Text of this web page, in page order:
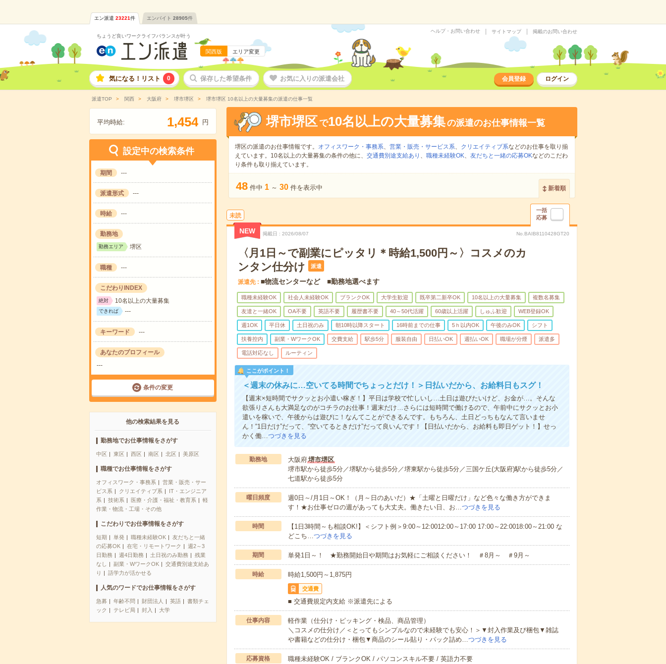
エン派遣 23221件 エンバイト 28905件
ちょうど良いワークライフバランスが叶う
関西版 エリア変更
ヘルプ・お問い合わせ サイトマップ 掲載のお問い合わせ
気になる！リスト 0 保存した希望条件 お気に入りの派遣会社 会員登録 ログイン
派遣TOP 関西 大阪府 堺市堺区 堺市堺区 10名以上の大量募集の派遣の仕事一覧
平均時給: 1,454 円
設定中の検索条件
期間 ---
派遣形式 ---
時給 ---
勤務地
勤務エリア 堺区
職種 ---
こだわりINDEX
絶対 10名以上の大量募集
できれば ---
キーワード ---
あなたのプロフィール
---
条件の変更
他の検索結果を見る
勤務地でお仕事情報をさがす
中区 東区 西区 南区 北区 美原区
職種でお仕事情報をさがす
オフィスワーク・事務系
営業・販売・サー
ビス系
クリエイティブ系
IT・エンジニア
系
技術系 医療・介護・福祉・教育系
軽
作業・物流・工場・その他
こだわりでお仕事情報をさがす
短期 単発 職種未経験OK
友だちと一緒
の応募OK
在宅・リモートワーク
週2～3
日勤務
週4日勤務 土日祝のみ勤務
残業
なし
副業・WワークOK
交通費別途支給あ
り
語学力が活かせる
人気のワードでお仕事情報をさがす
急募 年齢不問 財団法人 英語
書類チェ
ック
テレビ局 封入 大学
堺市堺区 で10名以上の大量募集の派遣のお仕事情報一覧
堺区の派遣のお仕事情報です。 オフィスワーク・事務系、 営業・販売・サービス系、 クリエイティブ系などのお仕事を取り揃
えています。10名以上の大量募集の条件の他に、 交通費別途支給あり 、 職種未経験OK、 友だちと一緒の応募OKなどのこだわ
り条件も取り揃えています。
48 件中 1 ～ 30 件を表示中 新着順
未読
一括
応募
NEW 掲載日 2026/08/07 No.BAIB8110428GT20
〈月1日～で副業にピッタリ＊時給1,500円～〉コスメのカ
ンタン仕分け
派遣
派遣先 ■物流センターなど ■勤務地選べます
職種未経験OK 社会人未経験OK ブランクOK 大学生歓迎 既卒第二新卒OK 10名以上の大量募集 複数名募集
友達と一緒OK OA不要 英語不要 履歴書不要 40～50代活躍 60歳以上活躍 しゅふ歓迎 WEB登録OK
週1OK 平日休 土日祝のみ 朝10時以降スタート 16時前までの仕事 5ｈ以内OK 午後のみOK シフト
扶養控内 副業・WワークOK 交費支給 駅歩5分 服装自由 日払いOK 週払いOK 職場が分煙 派遣多
電話対応なし ルーティン
ここがポイント！
＜週末の休みに…空いてる時間でちょっとだけ！＞日払いだから、お給料日もスグ！
【週末×短時間でサクッとお小遣い稼ぎ！】平日は学校で忙しいし…土日は遊びたいけど、お金が…。そんな
欲張りさんも大満足なのがコチラのお仕事！週末だけ…さらには短時間で働けるので、午前中にサクッとお小
遣いを稼いで、午後からは遊びに！なんてことができるんです。もちろん、土日どっちもなんて言いませ
ん！“1日だけ”だって、“空いてるときだけ”だって良いんです！【日払いだから、お給料も即日ゲット！】せっ
かく働…つづきを見る
勤務地 大阪府堺市堺区
堺市駅から徒歩5分／堺駅から徒歩5分／堺東駅から徒歩5分／三国ケ丘(大阪府)駅から徒歩5分／
七道駅から徒歩5分
曜日頻度
週0日～/月1日～OK！（月～日のあいだ）★「土曜と日曜だけ」など色々な働き方ができま
す！★お仕事ゼロの週があっても大丈夫。働きたい日、お…つづきを見る
時間
【1日3時間～も相談OK!】＜シフト例＞9:00～12:0012:00～17:00 17:00～22:0018:00～21:00 な
どこち…つづきを見る
期間 単発1日～！ ★勤務開始日や期間はお気軽にご相談ください！ ＃8月～ ＃9月～
時給 時給1,500円～1,875円
交通費
■ 交通費規定内支給 ※派遣先による
仕事内容
軽作業（仕分け・ピッキング・検品、商品管理）
＼コスメの仕分け／＜とってもシンプルなので未経験でも安心！＞▼封入作業及び梱包▼雑誌
や書籍などの仕分け・梱包▼商品のシール貼り・パック詰め…つづきを見る
応募資格
職種未経験OK / ブランクOK / パソコンスキル不要 / 英語力不要